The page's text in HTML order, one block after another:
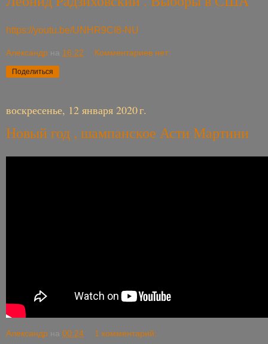
https://youtu.be/UNHR9CI8-NU
Александр на 16:22 Комментариев нет:
Поделиться
воскресенье, 12 января 2020 г.
Новый год , шампанское Асти Мартини
Александр на 00:24 1 комментарий: